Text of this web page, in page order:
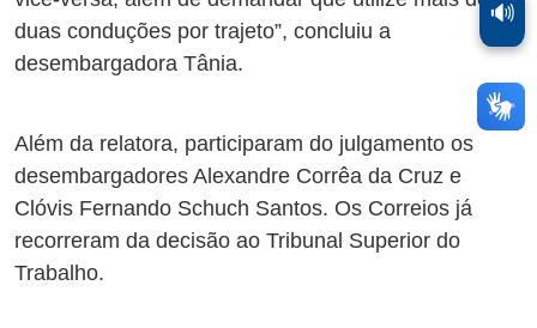
duas conduções por trajeto”, concluiu a
desembargadora Tânia.
Além da relatora, participaram do julgamento os
desembargadores Alexandre Corrêa da Cruz e
Clóvis Fernando Schuch Santos. Os Correios já
recorreram da decisão ao Tribunal Superior do
Trabalho.
🔊